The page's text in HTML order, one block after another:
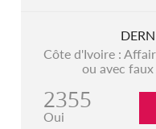
Côte d'Ivoire :
ou avec
2355
Oui